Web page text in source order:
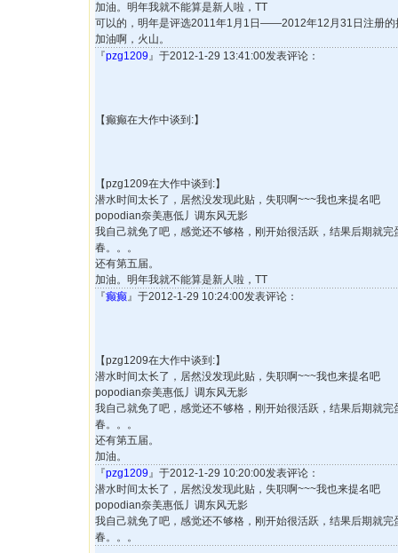
加油。明年我就不能算是新人啦，TT
可以的，明年是评选2011年1月1日——2012年12月31日注册的
加油啊，火山。
『pzg1209』于2012-1-29 13:41:00发表评论：
【癫癫在大作中谈到:】
【pzg1209在大作中谈到:】
潜水时间太长了，居然没发现此贴，失职啊~~~我也来提名吧
popodian奈美惠低丿调东风无影
我自己就免了吧，感觉还不够格，刚开始很活跃，结果后期就
春。。。
还有第五届。
加油。明年我就不能算是新人啦，TT
『癫癫』于2012-1-29 10:24:00发表评论：
【pzg1209在大作中谈到:】
潜水时间太长了，居然没发现此贴，失职啊~~~我也来提名吧
popodian奈美惠低丿调东风无影
我自己就免了吧，感觉还不够格，刚开始很活跃，结果后期就
春。。。
还有第五届。
加油。
『pzg1209』于2012-1-29 10:20:00发表评论：
潜水时间太长了，居然没发现此贴，失职啊~~~我也来提名吧
popodian奈美惠低丿调东风无影
我自己就免了吧，感觉还不够格，刚开始很活跃，结果后期就
春。。。